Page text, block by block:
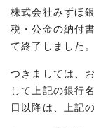
株式会社みずほ
税・公金の納付
て終了しました。
つきましては、
して上記の銀行
日以降は、上記